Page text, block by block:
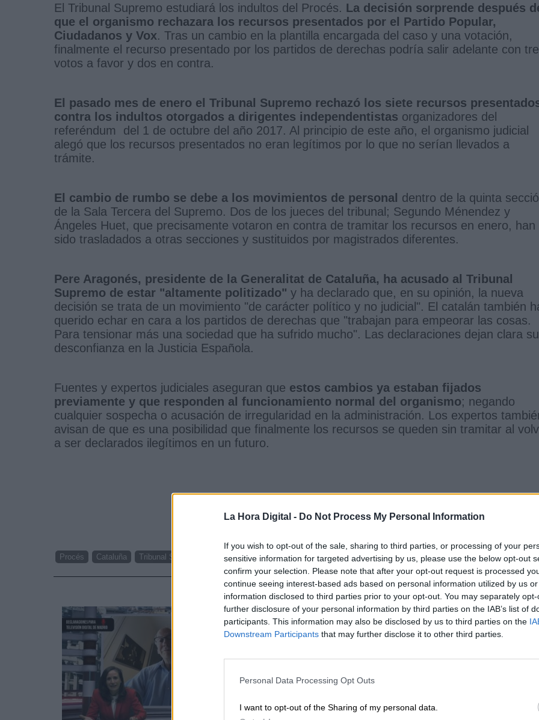
La Hora Digital - Do Not Process My Personal Information
If you wish to opt-out of the sale, sharing to third parties, or processing of your
sensitive information for targeted advertising by us, please use the below opt-out
confirm your selection. Please note that after your opt-out request is processed
continue seeing interest-based ads based on personal information utilized by us
information disclosed to third parties prior to your opt-out. You may separately
further disclosure of your personal information by third parties on the IAB’s list of
participants. This information may also be disclosed by us to third parties on the
Downstream Participants that may further disclose it to other third parties.
Personal Data Processing Opt Outs
I want to opt-out of the Sharing of my personal data.
El Tribunal Supremo estudiará los indultos del Procés. La decisión sorprende después
que el organismo rechazara los recursos presentados por el Partido Popular,
Ciudadanos y Vox. Tras un cambio en la plantilla encargada del caso y una votación,
finalmente el recurso presentado por los partidos de derechas podría salir adelante con
votos a favor y dos en contra.
El pasado mes de enero el Tribunal Supremo rechazó los siete recursos
contra los indultos otorgados a dirigentes independentistas organizadores del
referéndum del 1 de octubre del año 2017. Al principio de este año, el organismo judicial
alegó que los recursos presentados no eran legítimos por lo que no serían llevados a
trámite.
El cambio de rumbo se debe a los movimientos de personal dentro de la quinta
de la Sala Tercera del Supremo. Dos de los jueces del tribunal; Segundo Ménendez y
Ángeles Huet, que precisamente votaron en contra de tramitar los recursos en enero, han
sido trasladados a otras secciones y sustituidos por magistrados diferentes.
Pere Aragonés, presidente de la Generalitat de Cataluña, ha acusado al Tribunal
Supremo de estar "altamente politizado" y ha declarado que, en su opinión, la nueva
decisión se trata de un movimiento "de carácter político y no judicial". El catalán también
querido echar en cara a los partidos de derechas que "trabajan para empeorar las cosas.
Para tensionar más una sociedad que ha sufrido mucho". Las declaraciones dejan clara su
desconfianza en la Justicia Española.
Fuentes y expertos judiciales aseguran que estos cambios ya estaban fijados
previamente y que responden al funcionamiento normal del organismo; negando
cualquier sospecha o acusación de irregularidad en la administración. Los expertos
avisan de que es una posibilidad que finalmente los recursos se queden sin tramitar al
a ser declarados ilegítimos en un futuro.
Procés Cataluña Tribunal Supremo
NOTICIAS RELACIONADAS